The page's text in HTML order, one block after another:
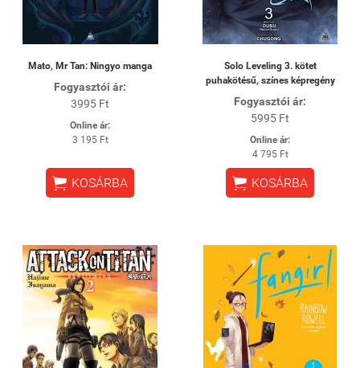
Mato, Mr Tan: Ningyo manga
Fogyasztói ár:
3995 Ft
Online ár:
3 195 Ft
 KOSÁRBA
Solo Leveling 3. kötet
puhakötésű, színes képregény
Fogyasztói ár:
5995 Ft
Online ár:
4 795 Ft
 KOSÁRBA